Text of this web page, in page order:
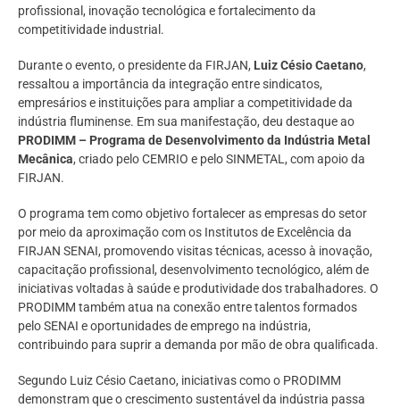
profissional, inovação tecnológica e fortalecimento da
competitividade industrial.
Durante o evento, o presidente da FIRJAN, Luiz Césio Caetano,
ressaltou a importância da integração entre sindicatos,
empresários e instituições para ampliar a competitividade da
indústria fluminense. Em sua manifestação, deu destaque ao
PRODIMM – Programa de Desenvolvimento da Indústria Metal
Mecânica, criado pelo CEMRIO e pelo SINMETAL, com apoio da
FIRJAN.
O programa tem como objetivo fortalecer as empresas do setor
por meio da aproximação com os Institutos de Excelência da
FIRJAN SENAI, promovendo visitas técnicas, acesso à inovação,
capacitação profissional, desenvolvimento tecnológico, além de
iniciativas voltadas à saúde e produtividade dos trabalhadores. O
PRODIMM também atua na conexão entre talentos formados
pelo SENAI e oportunidades de emprego na indústria,
contribuindo para suprir a demanda por mão de obra qualificada.
Segundo Luiz Césio Caetano, iniciativas como o PRODIMM
demonstram que o crescimento sustentável da indústria passa